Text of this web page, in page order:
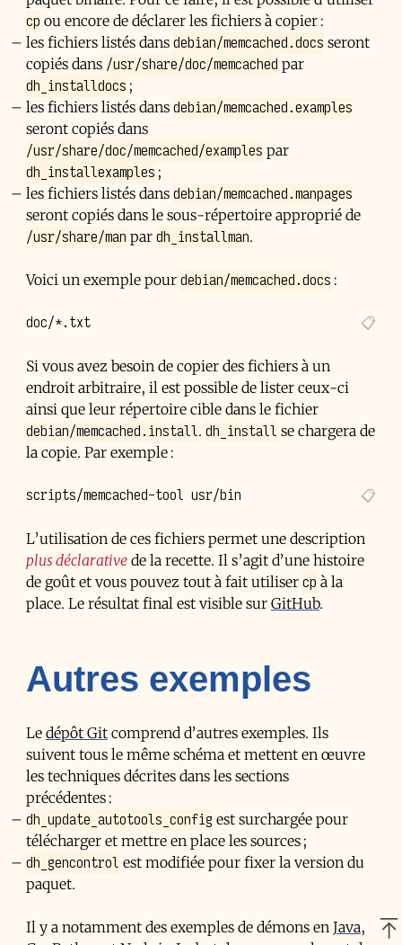
cp ou encore de déclarer les fichiers à copier :
les fichiers listés dans debian/memcached.docs seront
copiés dans /usr/share/doc/memcached par
dh_installdocs ;
les fichiers listés dans debian/memcached.examples
seront copiés dans
/usr/share/doc/memcached/examples par
dh_installexamples ;
les fichiers listés dans debian/memcached.manpages
seront copiés dans le sous-répertoire approprié de
/usr/share/man par dh_installman.
Voici un exemple pour debian/memcached.docs :
doc/*.txt
Si vous avez besoin de copier des fichiers à un
endroit arbitraire, il est possible de lister ceux-ci
ainsi que leur répertoire cible dans le fichier
debian/memcached.install. dh_install se chargera de
la copie. Par exemple :
L’utilisation de ces fichiers permet une description
plus déclarativede la recette. Il s’agit d’une histoire
de goût et vous pouvez tout à fait utiliser cp à la
place. Le résultat final est visible sur GitHub.
Autres exemples
Le dépôt Gitcomprend d’autres exemples. Ils
suivent tous le même schéma et mettent en œuvre
les techniques décrites dans les sections
précédentes :
dh_update_autotools_config est surchargée pour
télécharger et mettre en place les sources ;
dh_gencontrol est modifiée pour fixer la version du
paquet.
Il y a notamment des exemples de démons en Java,